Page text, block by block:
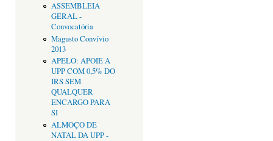
ASSEMBLEIA
GERAL -
Convocatória
Magusto Convívio
2013
APELO: APOIE A
UPP COM 0,5% DO
IRS SEM
QUALQUER
ENCARGO PARA
SI
ALMOÇO DE
NATAL DA UPP -